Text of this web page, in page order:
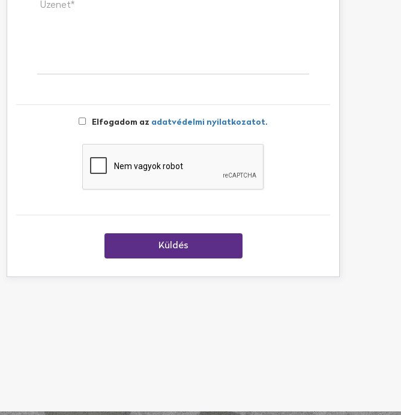
Üzenet*
Elfogadom az adatvédelmi nyilatkozatot.
Küldés